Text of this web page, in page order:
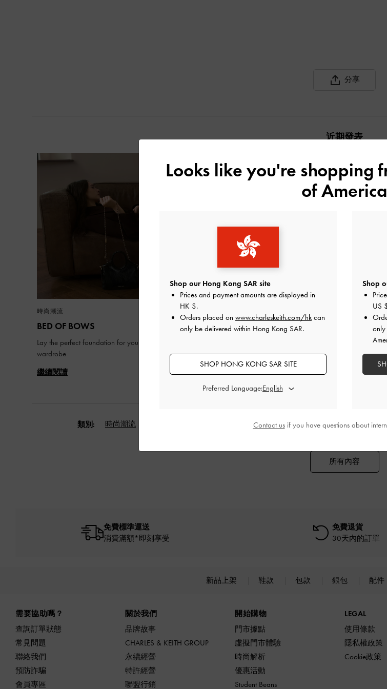
分享
近期發表
時尚潮流
BED OF BOWS
Lay the perfect foundation for your everyday
wardrobe
繼續閱讀
時尚潮流
七夕
繼續閱讀
流行直擊
趙今麥
趙今麥正
牌代言人
繼續閱讀
類別: 時尚潮流 聯名合作 Showcase 節慶派對
所有內容
免費標準運送
消費滿額*即刻享受
免費退貨
30天內的訂單
新品上架 鞋款 包款 銀包 配件
需要協助嗎？
查詢訂單狀態
常見問題
聯絡我們
預防詐騙
會員專區
關於我們
品牌故事
CHARLES & KEITH GROUP
永續經營
特許經營
聯盟行銷
開始購物
門市據點
虛擬門市體驗
時尚解析
優惠活動
Student Beans
LEGAL
使用條款
隱私權政策
Cookie政策
Looks like you're shopping
of America
Shop our Hong Kong SAR site
Prices and payment amounts are displayed in
HK $.
Orders placed on www.charleskeith.com/hk can
only be delivered within Hong Kong SAR.
SHOP HONG KONG SAR SITE
Preferred Language:
Shop
US
only
Contact usif you have questions about